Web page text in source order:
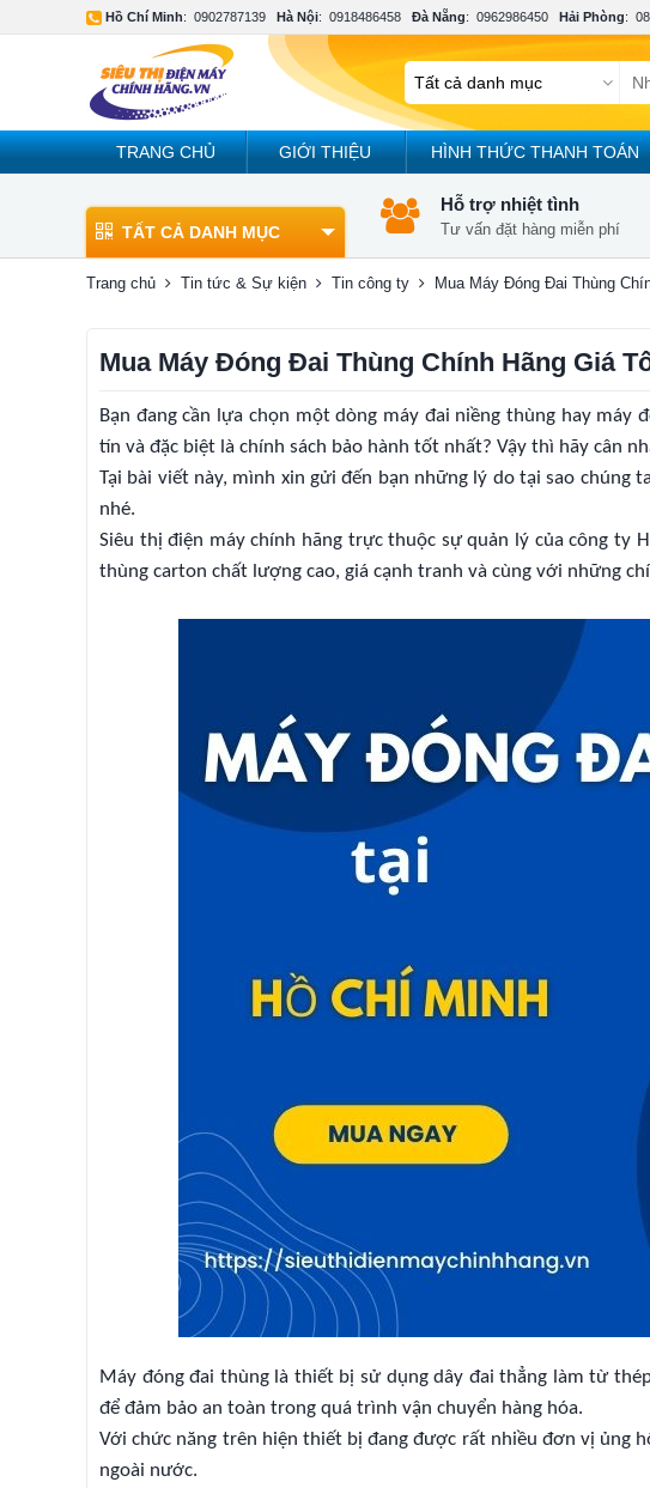
Hồ Chí Minh: 0902787139 Hà Nội: 0918486458 Đà Nẵng: 0962986450 Hải Phòng:
TRANG CHỦ GIỚI THIỆU HÌNH THỨC THANH TOÁN
TẤT CẢ DANH MỤC
Hỗ trợ nhiệt tình
Tư vấn đặt hàng miễn phí
Trang chủ Tin tức & Sự kiện Tin công ty Mua Máy Đóng Đai Thùng
Mua Máy Đóng Đai Thùng Chính Hãng Giá
Bạn đang cần lựa chọn một dòng máy đai niềng thùng hay
tín và đặc biệt là chính sách bảo hành tốt nhất? Vậy thì hãy cân
Tại bài viết này, mình xin gửi đến bạn những lý do tại sao chúng
nhé.
Siêu thị điện máy chính hãng trực thuộc sự quản lý của công ty
thùng carton chất lượng cao, giá cạnh tranh và cùng với những
Máy đóng đai thùng là thiết bị sử dụng dây đai thẳng làm từ
để đảm bảo an toàn trong quá trình vận chuyển hàng hóa.
Với chức năng trên hiện thiết bị đang được rất nhiều đơn vị ủng
ngoài nước.